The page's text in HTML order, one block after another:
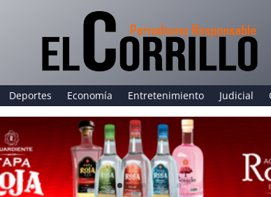
Deportes Economía Entretenimiento Judicial